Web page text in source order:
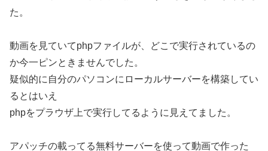
た。
動画を見ていてphpファイルが、どこで実行されているの
か今一ピンときませんでした。
疑似的に自分のパソコンにローカルサーバーを構築してい
るとはいえ
phpをプラウザ上で実行してるように見えてました。
アパッチの載ってる無料サーバーを使って動画で作った